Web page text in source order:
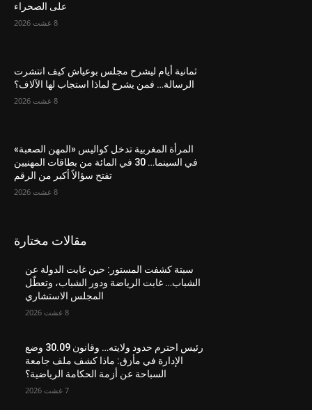
على الصحراء
8 غشت 2026
ثمانية أيام ليشرح مجلس بوعياش كيف انتشرت
الرسالة… فمن يشرح لماذا استجاب لها الآلاف؟
8 غشت 2026
المرأة المغربية تدخل كواليس «المهن الصعبة»
في السينما… 30 في المائة من بطاقات المهنيين
تفتح سؤالاً أكبر من الرقم
8 غشت 2026
مقالات مختارة
سبتة كشفت المستور: حين غابت الدولة عن
الشباب… غابت الرياضة ودور الشباب، وتعطّل
المجلس الاستشاري
8 غشت 2026
رئيس احترم حدود ولايته… وقانون 30.09 وضع
الإدارة في مأزق: ماذا كشف ملف جامعة
السباحة عن أزمة الحكامة الرياضية؟
7 غشت 2026